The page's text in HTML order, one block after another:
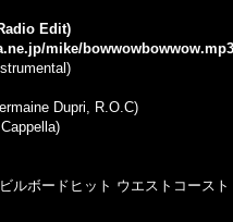
Edit)
mike/bowwowbowwow.mp3
Dupri, R.O.C)
ルボードヒット ウエストコース